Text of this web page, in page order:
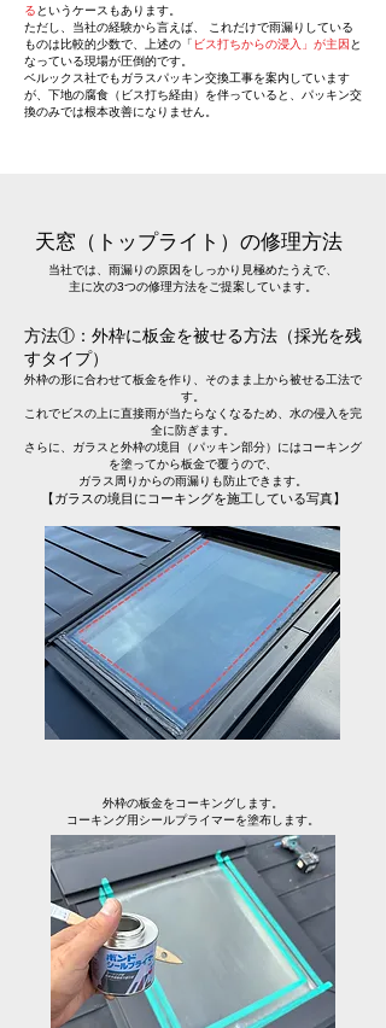
る というケースもあります。
ただし、当社の経験から言えば、 これだけで雨漏りしている
ものは比較的少数で、上述の「 ビス打ちからの浸入」が主因 と
なっている現場が圧倒的です。
ベルックス社でもガラスパッキン交換工事を案内しています
が、下地の腐食（ビス打ち経由）を伴っていると、パッキン交
換のみでは根本改善になりません。
天窓（トップライト）の修理方法
当社では、雨漏りの原因をしっかり見極めたうえで、
主に次の3つの修理方法をご提案しています。
方法①：外枠に板金を被せる方法（採光を残
すタイプ）
外枠の形に合わせて板金を作り、そのまま上から被せる工法で
す。
これでビスの上に直接雨が当たらなくなるため、水の侵入を完
全に防ぎます。
さらに、ガラスと外枠の境目（パッキン部分）にはコーキング
を塗ってから板金で覆うので、
ガラス周りからの雨漏りも防止できます。
【ガラスの境目にコーキングを施工している写真】
外枠の板金をコーキングします。
コーキング用シールプライマーを塗布します。